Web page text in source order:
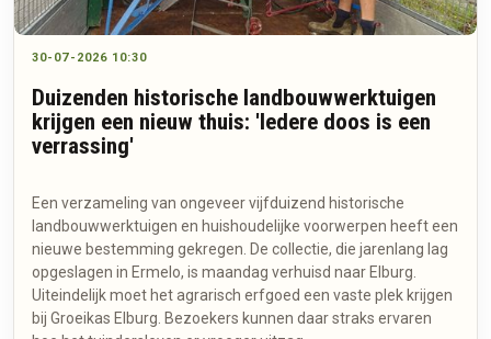
30-07-2026 10:30
Duizenden historische landbouwwerktuigen
krijgen een nieuw thuis: 'Iedere doos is een
verrassing'
Een verzameling van ongeveer vijfduizend historische
landbouwwerktuigen en huishoudelijke voorwerpen heeft een
nieuwe bestemming gekregen. De collectie, die jarenlang lag
opgeslagen in Ermelo, is maandag verhuisd naar Elburg.
Uiteindelijk moet het agrarisch erfgoed een vaste plek krijgen
bij Groeikas Elburg. Bezoekers kunnen daar straks ervaren